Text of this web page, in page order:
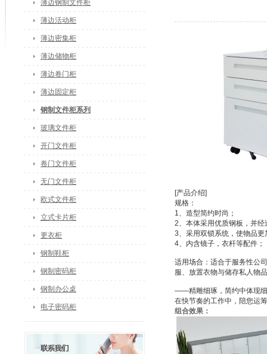
薄边钢制文件柜
薄边活动柜
薄边密集柜
薄边储物柜
薄边卷门柜
薄边固定柜
钢制文件柜系列
玻璃文件柜
开门文件柜
卷门文件柜
无门文件柜
欧式文件柜
立式卡片柜
更衣柜
钢制鞋柜
钢制密码柜
钢制办公桌
电子密码柜
[产品介绍]
规格：
1、造型简约时尚；
2、本体采用优质钢板，并
3、采用双锁系统，使物品更
4、内含镜子，衣杆等配件；
适用场合：适合于服务性公
服、放置衣物与储存私人物
——精雕细琢，简约中体现细
在快节奏的工作中，陪您运
组合效果：